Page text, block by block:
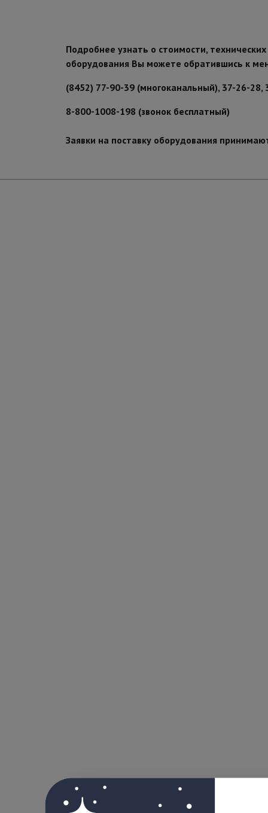
Подробнее узнать о стоимости,
оборудования Вы можете обратившись к
(8452) 77-90-39 (многоканальный), 37-26-28,
8-800-1008-198 (звонок бесплатный)
Заявки на поставку оборудования